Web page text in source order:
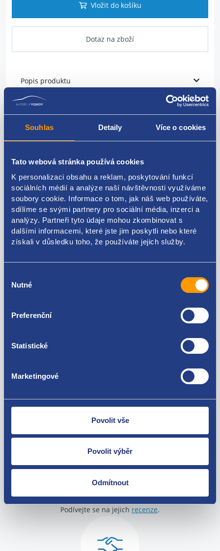
Souhlas Detaily Více o cookies
Tato webová stránka používá cookies
K personalizaci obsahu a reklam, poskytování funkcí
sociálních médií a analýze naší návštěvnosti využíváme
soubory cookie. Informace o tom, jak náš web používáte,
sdílíme se svými partnery pro sociální média, inzerci a
analýzy. Partneři tyto údaje mohou zkombinovat s
dalšími informacemi, které jste jim poskytli nebo které
získali v důsledku toho, že používáte jejich služby.
souhlasu
Nutné
Preferenční
Statistické
Marketingové
Povolit vše
Povolit výběr
Odmítnout
Vložit do košíku
Dotaz na zboží
Popis produktu
Škoda originál - 1K0122051AP
Kódy produktu
1K0122051A
Použitelné pro vozy
Škoda Octavia II 2004-2013 2.0 FSI
zakoupení. Nebo vám pošleme náhradu.
O své zákazníky se staráme
Máme tisíce spokojených zákazníků.
Podívejte se na jejich recenze.